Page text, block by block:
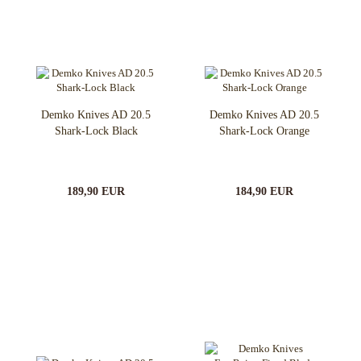
Demko Knives AD 20.5
Shark-Lock Black
189,90 EUR
Demko Knives AD 20.5
Shark-Lock Orange
184,90 EUR